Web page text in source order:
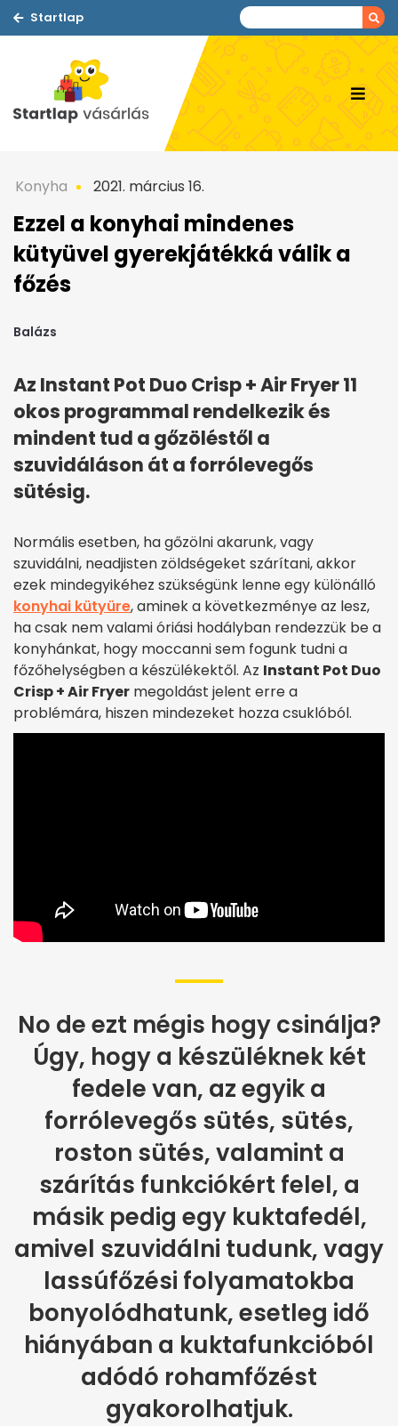
Startlap
Konyha 2021. március 16.
Ezzel a konyhai mindenes
kütyüvel gyerekjátékká válik a
főzés
Balázs
Az Instant Pot Duo Crisp + Air Fryer 11
okos programmal rendelkezik és
mindent tud a gőzöléstől a
szuvidáláson át a forrólevegős
sütésig.
Normális esetben, ha gőzölni akarunk, vagy
szuvidálni, neadjisten zöldségeket szárítani, akkor
ezek mindegyikéhez szükségünk lenne egy különálló
konyhai kütyüre, aminek a következménye az lesz,
ha csak nem valami óriási hodályban rendezzük be a
konyhánkat, hogy moccanni sem fogunk tudni a
főzőhelységben a készülékektől. Az Instant Pot Duo
Crisp + Air Fryer megoldást jelent erre a
problémára, hiszen mindezeket hozza csuklóból.
No de ezt mégis hogy csinálja?
Úgy, hogy a készüléknek két
fedele van, az egyik a
forrólevegős sütés, sütés,
roston sütés, valamint a
szárítás funkciókért felel, a
másik pedig egy kuktafedél,
amivel szuvidálni tudunk, vagy
lassúfőzési folyamatokba
bonyolódhatunk, esetleg idő
hiányában a kuktafunkcióból
adódó rohamfőzést
gyakorolhatjuk.